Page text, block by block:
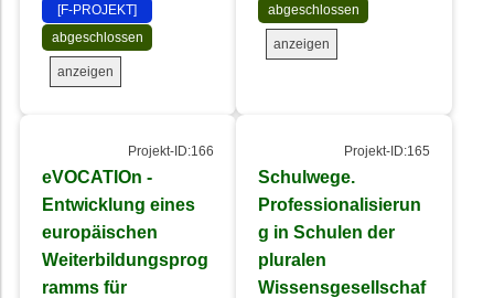
[F-PROJEKT]
abgeschlossen
anzeigen
abgeschlossen
anzeigen
Projekt-ID:166
eVOCATIOn -
Entwicklung eines
europäischen
Weiterbildungsprog
ramms für
Projekt-ID:165
Schulwege.
Professionalisierun
g in Schulen der
pluralen
Wissensgesellschaf